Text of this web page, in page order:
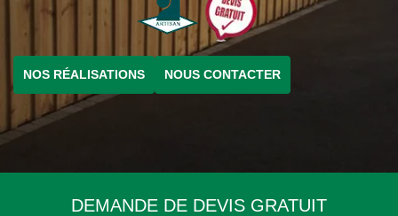
NOS RÉALISATIONS NOUS CONTACTER
DEMANDE DE DEVIS GRATUIT